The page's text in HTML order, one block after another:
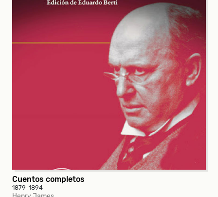
Cuentos completos
1879-1894